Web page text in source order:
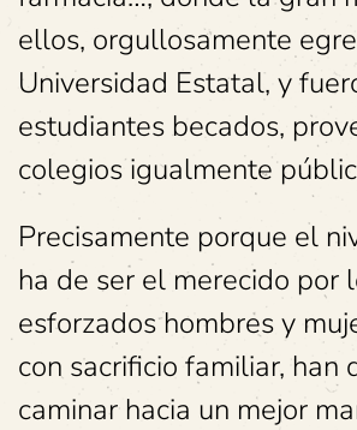
ellos, orgullosamente
Universidad Estatal, y
estudiantes becados,
colegios igualmente
Precisamente porque el
ha de ser el merecido por
esforzados hombres y
con sacrificio familiar, han
caminar hacia un mejor